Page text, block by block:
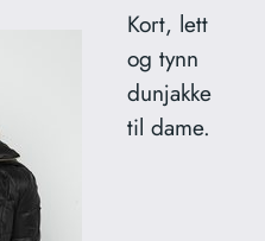
Kort, lett
og tynn
dunjakke
til dame.